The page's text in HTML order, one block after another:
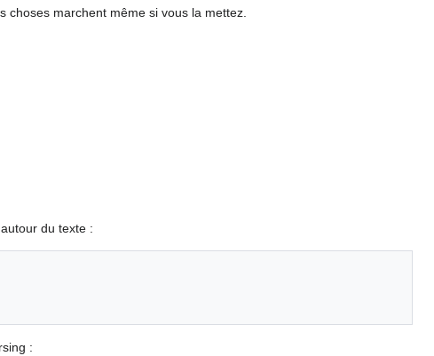
marchent même si vous la mettez.
du texte :
: